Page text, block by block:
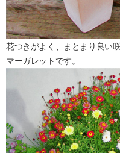
花つきがよく、まとまり良い
マーガレットです。